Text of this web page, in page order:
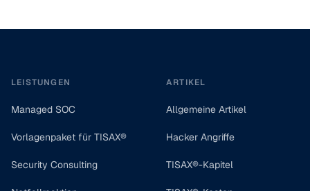
LEISTUNGEN
Managed SOC
Vorlagenpaket für TISAX®
Security Consulting
ARTIKEL
Allgemeine Artikel
Hacker Angriffe
TISAX®-Kapitel